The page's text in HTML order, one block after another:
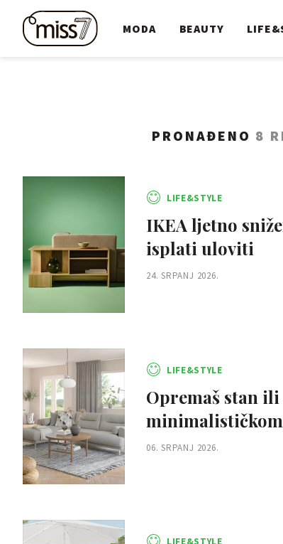
MODA BEAUTY
PRONAĐENO 8
LIFE&STYLE
IKEA ljetno
isplati uloviti
24. SRPANJ 2026.
LIFE&STYLE
Opremaš stan
06. SRPANJ 2026.
LIFE&STYLE